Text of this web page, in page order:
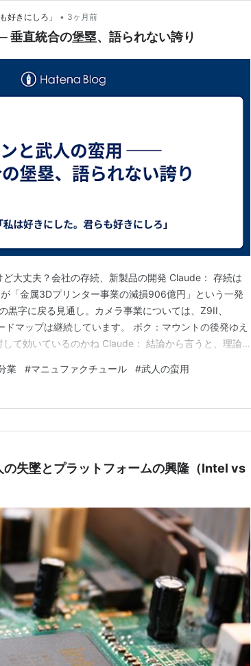
好きにしろ」 • 3ヶ月前
垂直統合の堡塁、語られない誇り
大丈夫？会社の存続、新製品の開発 Claude： 存続は
「金属3Dプリンター事業の減損906億円」という一発
黒字に戻る見通し。カメラ事業については、Z9II、
マップは継続しています。 ボク：マウントの後発ゆえ
て効いているのかね Claude： 結論から言うと、理論
f/1.2 Sなどで顕在化しています。ただしSonyの
業 #マニュファクチュール #武人の蛮用
失墜とプラットフォームの興隆（Intel vs